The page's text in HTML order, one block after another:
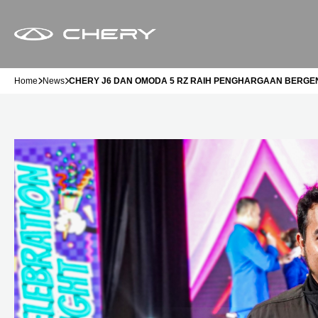
Home News CHERY J6 DAN OMODA 5 RZ RAIH PENGHARGAAN